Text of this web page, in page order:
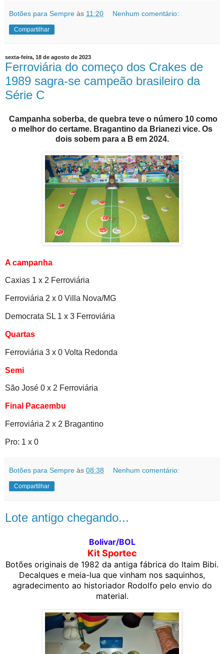
Botões para Sempre às 11:20 Nenhum comentário:
Compartilhar
sexta-feira, 18 de agosto de 2023
Ferroviária do começo dos Crakes de
1989 sagra-se campeão brasileiro da
Série C
Campanha soberba, de quebra teve o número 10 como
o melhor do certame. Bragantino da Brianezi vice. Os
dois sobem para a B em 2024.
A campanha
Caxias 1 x 2 Ferroviária
Ferroviária 2 x 0 Villa Nova/MG
Democrata SL 1 x 3 Ferroviária
Quartas
Ferroviária 3 x 0 Volta Redonda
Semi
São José 0 x 2 Ferroviária
Final Pacaembu
Ferroviária 2 x 2 Bragantino
Pro: 1 x 0
Botões para Sempre às 08:38 Nenhum comentário:
Compartilhar
Lote antigo chegando...
Bolivar/BOL
Kit Sportec
Botões originais de 1982 da antiga fábrica do Itaim Bibi.
Decalques e meia-lua que vinham nos saquinhos,
agradecimento ao historiador Rodolfo pelo envio do
material.